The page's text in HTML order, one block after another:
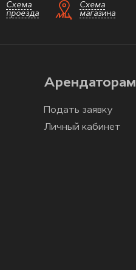
Схема
проезда
Схема
магазина
Арендаторам
Подать заявку
Личный кабинет